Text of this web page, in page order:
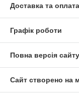
Доставка та оплата
Графік роботи
Повна версія сайту
Сайт створено на